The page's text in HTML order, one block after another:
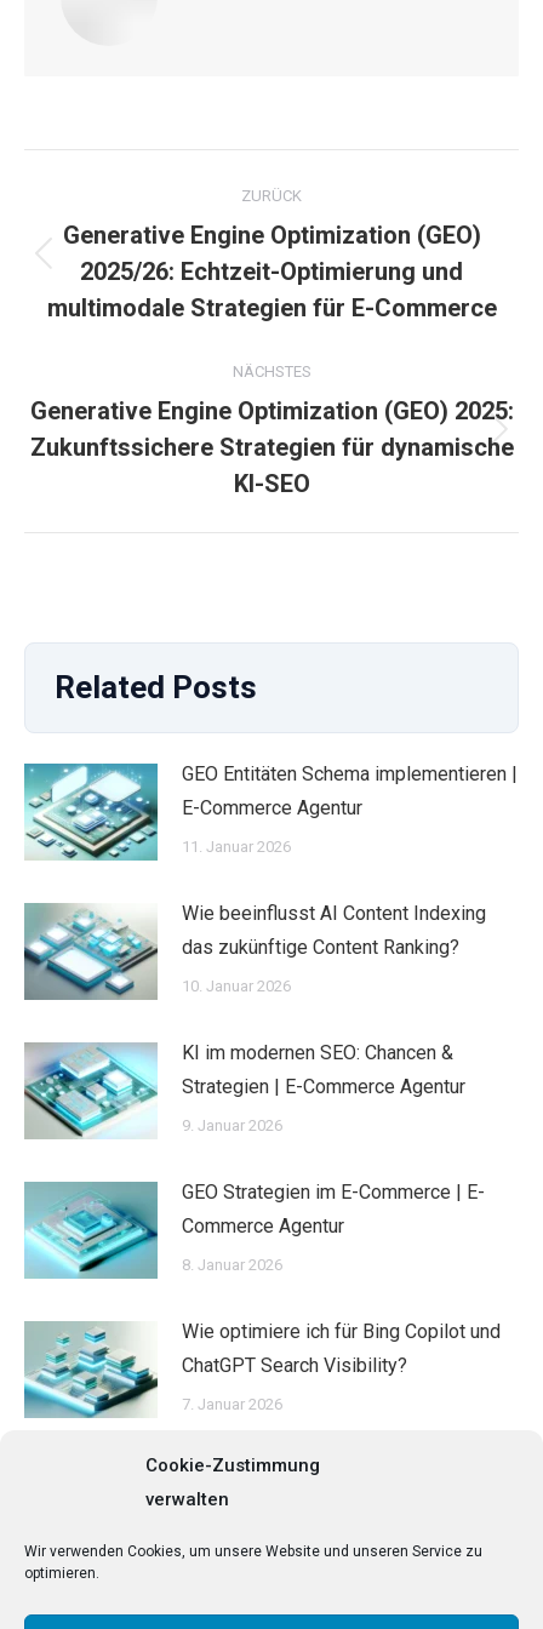
Cookie-Zustimmung
verwalten
Wir verwenden Cookies, um unsere Website und unseren Service zu
optimieren.
Kommentarnavigation
ZURÜCK
Vorheriger
Beitrag:
Generative Engine Optimization (GEO)
2025/26: Echtzeit-Optimierung und
multimodale Strategien für E-Commerce
NÄCHSTES
Nächster
Beitrag:
Generative Engine Optimization (GEO) 2025:
Zukunftssichere Strategien für dynamische
KI-SEO
Related Posts
GEO Entitäten Schema implementieren |
E-Commerce Agentur
11. Januar 2026
Wie beeinflusst AI Content Indexing
das zukünftige Content Ranking?
10. Januar 2026
KI im modernen SEO: Chancen &
Strategien | E-Commerce Agentur
9. Januar 2026
GEO Strategien im E-Commerce | E-
Commerce Agentur
8. Januar 2026
Wie optimiere ich für Bing Copilot und
ChatGPT Search Visibility?
7. Januar 2026
Wie kann KI-basierte Datenanalyse
meine SEO-Performance steigern?
6. Januar 2026